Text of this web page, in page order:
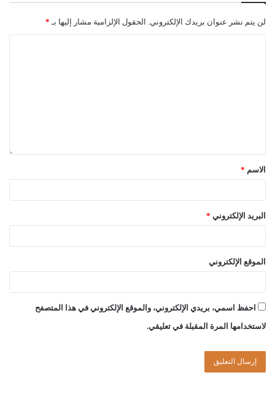
لن يتم نشر عنوان بريدك الإلكتروني. الحقول الإلزامية مشار إليها بـ *
الاسم *
البريد الإلكتروني *
الموقع الإلكتروني
احفظ اسمي، بريدي الإلكتروني، والموقع الإلكتروني في هذا المتصفح
لاستخدامها المرة المقبلة في تعليقي.